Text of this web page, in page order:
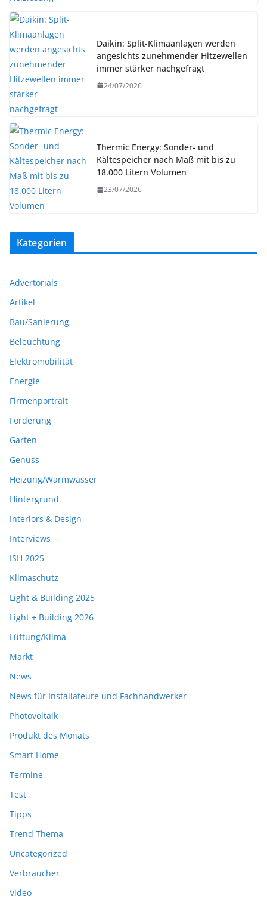
Daikin: Split-Klimaanlagen werden
angesichts zunehmender Hitzewellen
immer stärker nachgefragt
24/07/2026
Thermic Energy: Sonder- und
Kältespeicher nach Maß mit bis zu
18.000 Litern Volumen
23/07/2026
Kategorien
Advertorials
Artikel
Bau/Sanierung
Beleuchtung
Elektromobilität
Energie
Firmenportrait
Förderung
Garten
Genuss
Heizung/Warmwasser
Hintergrund
Interiors & Design
Interviews
ISH 2025
Klimaschutz
Light & Building 2025
Light + Building 2026
Lüftung/Klima
Markt
News
News für Installateure und Fachhandwerker
Photovoltaik
Produkt des Monats
Smart Home
Termine
Test
Tipps
Trend Thema
Uncategorized
Verbraucher
Video